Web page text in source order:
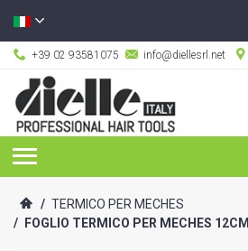
+39 02 93581075 info@diellesrl.net
/ TERMICO PER MECHES
/
FOGLIO TERMICO PER MECHES 12CM